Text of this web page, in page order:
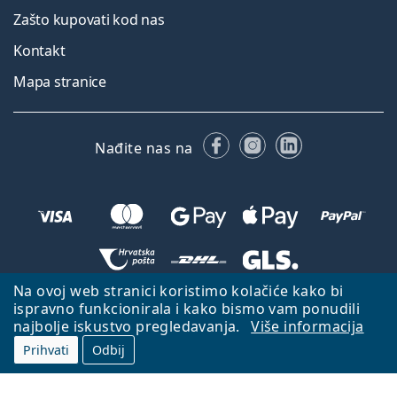
Na ovoj web stranici koristimo kolačiće kako bi
ispravno funkcionirala i kako bismo vam ponudili
najbolje iskustvo pregledavanja.
Više informacija
Prihvati Odbij
Zašto kupovati kod nas
Kontakt
Mapa stranice
Nađite nas na FacebookuInstagramu
LinkedIn
Natrag na početnu stranicu
Idi gore
Lentiamo.hr je u vlasništvu i upravljanju tvrtke Lentiamo s.r.o., Češka
Republika